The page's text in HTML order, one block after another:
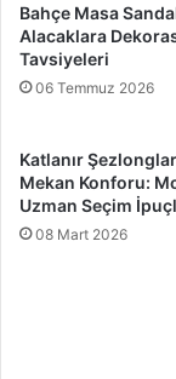
Bahçe Masa
Alacaklara
Tavsiyeleri
06 Temmuz 2026
Katlanır
Mekan Konforu:
Uzman Seçim
08 Mart 2026